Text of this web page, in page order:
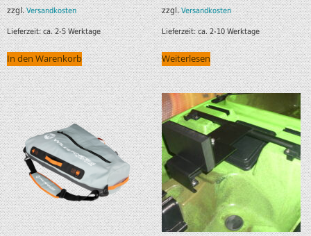
zzgl.Versandkosten
Lieferzeit:ca. 2-5 Werktage
In den Warenkorb
zzgl.Versandkosten
Lieferzeit:ca. 2-10 Werktage
Weiterlesen